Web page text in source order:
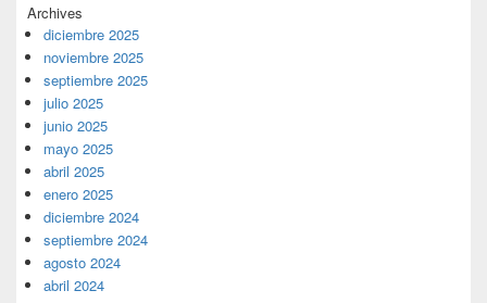
Archives
diciembre 2025
noviembre 2025
septiembre 2025
julio 2025
junio 2025
mayo 2025
abril 2025
enero 2025
diciembre 2024
septiembre 2024
agosto 2024
abril 2024